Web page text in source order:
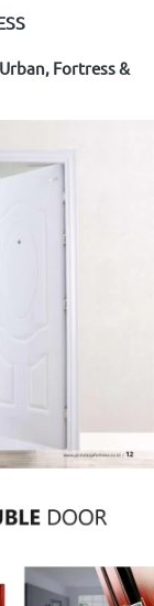
Fortress &